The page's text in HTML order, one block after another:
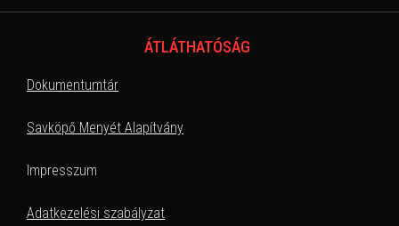
ÁTLÁTHATÓSÁG
Dokumentumtár
Savköpő Menyét Alapítvány
Impresszum
Adatkezelési szabályzat